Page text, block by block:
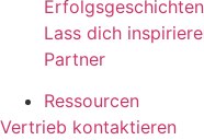
Erfolgsgeschichten
Lass dich
Partner
Ressourcen
Vertrieb kontaktieren